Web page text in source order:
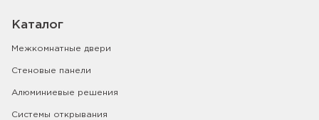
Каталог
Межкомнатные двери
Стеновые панели
Алюминиевые решения
Системы открывания